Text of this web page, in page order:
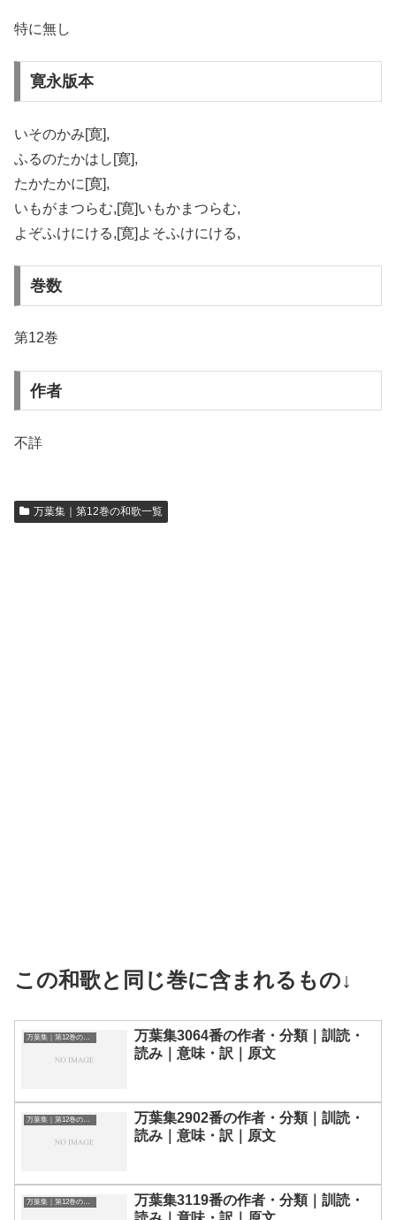
特に無し
寛永版本
いそのかみ[寛],
ふるのたかはし[寛],
たかたかに[寛],
いもがまつらむ,[寛]いもかまつらむ,
よぞふけにける,[寛]よそふけにける,
巻数
第12巻
作者
不詳
万葉集｜第12巻の和歌一覧
この和歌と同じ巻に含まれるもの↓
万葉集｜第12巻の和歌一覧
万葉集3064番の作者・分類｜訓読・
読み｜意味・訳｜原文
万葉集｜第12巻の和歌一覧
万葉集2902番の作者・分類｜訓読・
読み｜意味・訳｜原文
万葉集｜第12巻の和歌一覧
万葉集3119番の作者・分類｜訓読・